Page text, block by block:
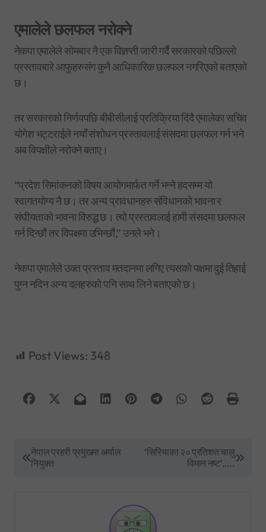
एमालेले छलफल नरोक्ने
नेकपा एमालेले सोमबार नै एक विज्ञप्ती जारी गर्दै सरकारको पछिल्लो
प्रस्तावबारे आफुहरुसंग कुनै आधिकारिक छलफल नगरिएको बताएको
छ।
तर सरकारको निर्णयपछि बीबीसीलाई प्रतिक्रिया दिंदै एमालेका सचिव
योगेश भट्टराईले नयाँ संशोधन प्रस्तावलाई संसदमा छलफल गर्न भने
अब विपक्षीले नरोक्ने बताए।
“प्रदेश सिमांकनको विषय आयोगमार्फत गर्ने भन्ने हदसम्म यो
स्वागतयोग्य नै छ। तर अन्य प्रावधानहरु संविधानको भावना र
संघीयताको भावना विरुद्ध छ। त्यो प्रस्तावलाई हामी संसदमा छलफल
गर्न दिन्छौं तर विपक्षमा उभिन्छौं,” उनले भने।
नेकपा एमालेले उक्त प्रस्ताव मतदानमा लगिए त्यसको पक्षमा दुई तिहाई
पुग्न नदिन अन्य दलहरुको पनि साथ लिने बताएको छ।
Post Views: 348
नेपाल प्रहरी प्रमुखमा अर्याल
नियुक्त
‘सिरियाका २० प्रतिशत चालु
विमान नष्ट’…..